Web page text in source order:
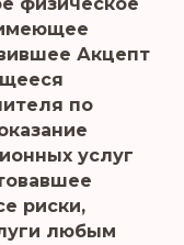
Акцепт
по
услуг
риски,
любым